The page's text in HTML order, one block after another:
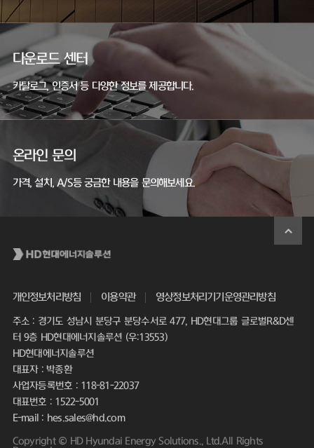
다운로드 센터
카탈로그, 인증서 등 다양한 정보를 제공합니다.
온라인 문의
가격, 설치, A/S등 궁금한 내용을 문의해보세요.
개인정보처리방침 이용약관 영상정보처리기기운영관리방침
주소 : 경기도 성남시 분당구 분당수서로 477, HD현대그룹 글로벌R&D센
터 9층 HD현대에너지솔루션 (우:13553)
HD현대에너지솔루션
대표자 : 박종환
사업자등록번호 : 118-81-22037
대표번호 : 1522-5001
E-mail : hes.sales@hd.com
Copyright © HD Hyundai Energy Solutions., Ltd.All Rights